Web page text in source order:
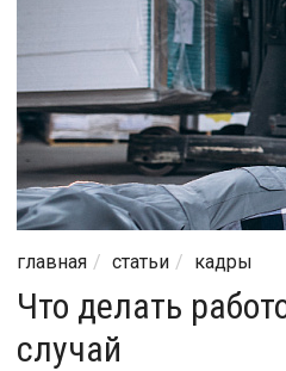
главная статьи кадры
Что делать
случай